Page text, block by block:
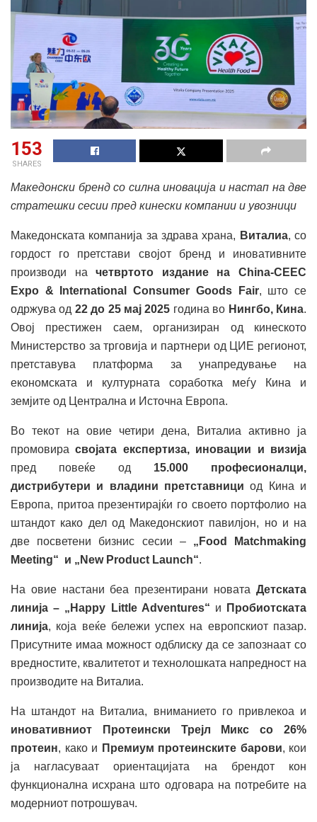
153
SHARES
Македонски бренд со силна иновација и настап на две
стратешки сесии пред кинески компании и увозници
Македонската компанија за здрава храна, Виталиа, со
гордост го претстави својот бренд и иновативните
производи начетвртото издание на China-CEEC
Expo & International Consumer Goods Fair, што се
одржува од 22 до 25 мај 2025 година во Нингбо, Кина.
Овој престижен саем, организиран од кинеското
Министерство за трговија и партнери од ЦИЕ регионот,
претставува платформа за унапредување на
економската и културната соработка меѓу Кина и
земјите од Централна и Источна Европа.
Во текот на овие четири дена, Виталиа активно ја
промовирасвојата експертиза, иновации и визија
пред повеќе од 15.000 професионалци,
дистрибутери и владини претставници од Кина и
Европа, притоа презентирајќи го своето портфолио на
штандот како дел од Македонскиот павилјон, но и на
две посветени бизнис сесии – „Food Matchmaking
Meeting“ и „New Product Launch“.
На овие настани беа презентирани новата Детската
линија – „Happy Little Adventures“ и
Пробиотската
линија, која веќе бележи успех на европскиот пазар.
Присутните имаа можност одблиску да се запознаат со
вредностите, квалитетот и технолошката напредност на
производите на Виталиа.
На штандот на Виталиа, вниманието го привлекоа и
иновативниот Протеински Трејл Микс со 26%
протеин, како и Премиум протеинските барови, кои
ја нагласуваат ориентацијата на брендот кон
функционална исхрана што одговара на потребите на
модерниот потрошувач.